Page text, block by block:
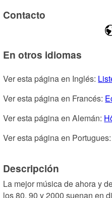
Contacto
En otros idiomas
Ver esta página en Inglés:
Ver esta página en Francés:
Ver esta página en Alemán:
Ver esta página en Portugues:
Descripción
La mejor música de ahora y
los 80, 90 y 2000 suenan en